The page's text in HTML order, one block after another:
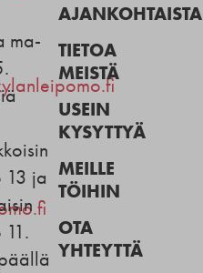
ma-
13 ja
11.
AJANKOHTAISTA
TIETOA
MEISTÄ
USEIN
KYSYTTYÄ
MEILLE
TÖIHIN
OTA
YHTEYTTÄ